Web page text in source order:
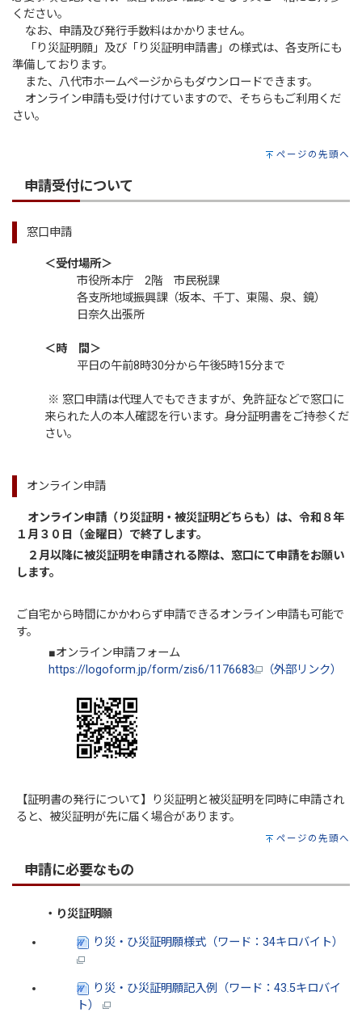
ください。
なお、申請及び発行手数料はかかりません。
「り災証明願」及び「り災証明申請書」の様式は、各支所にも
準備しております。
また、八代市ホームページからもダウンロードできます。
オンライン申請も受け付けていますので、そちらもご利用くだ
さい。
ページの先頭へ
申請受付について
窓口申請
＜受付場所＞
市役所本庁 2階 市民税課
各支所地域振興課（坂本、千丁、東陽、泉、鏡）
日奈久出張所
＜時 間＞
平日の午前8時30分から午後5時15分まで
※ 窓口申請は代理人でもできますが、免許証などで窓口に
来られた人の本人確認を行います。身分証明書をご持参くだ
さい。
オンライン申請
オンライン申請（り災証明・被災証明どちらも）は、令和８年
１月３０日（金曜日）で終了します。
２月以降に被災証明を申請される際は、窓口にて申請をお願い
します。
ご自宅から時間にかかわらず申請できるオンライン申請も可能で
す。
■オンライン申請フォーム
https://logoform.jp/form/zis6/1176683
（外部リンク）
【証明書の発行について】り災証明と被災証明を同時に申請され
ると、被災証明が先に届く場合があります。
ページの先頭へ
申請に必要なもの
・り災証明願
り災・ひ災証明願様式（ワード：34キロバイト）
り災・ひ災証明願記入例（ワード：43.5キロバイ
ト）